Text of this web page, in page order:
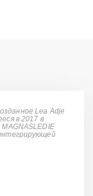
Lea Adje
в 2017 в